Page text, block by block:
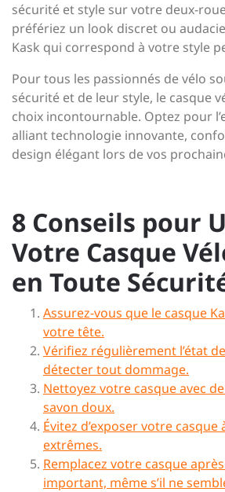
sécurité et style sur votre deux-
préfériez un look discret ou
Kask qui correspond à votre style
Pour tous les passionnés de vélo
sécurité et de leur style, le casque
choix incontournable. Optez pour
alliant technologie innovante,
design élégant lors de vos
8 Conseils pour
Votre Casque
en Toute
Assurez-vous que le casque
votre tête.
Vérifiez régulièrement l’état
détecter tout dommage.
Nettoyez votre casque avec
savon doux.
Évitez d’exposer votre
extrêmes.
Remplacez votre casque
important, même s’il ne